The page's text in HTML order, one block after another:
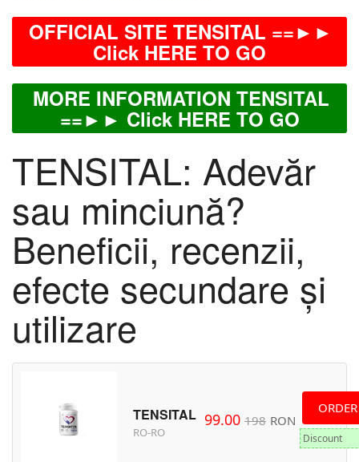
OFFICIAL SITE TENSITAL ==►►
Click HERE TO GO
MORE INFORMATION TENSITAL
==►► Click HERE TO GO
TENSITAL: Adevăr
sau minciună?
Beneficii, recenzii,
efecte secundare și
utilizare
TENSITAL
RO-RO
99.00 198 RON
ORDER
Discount